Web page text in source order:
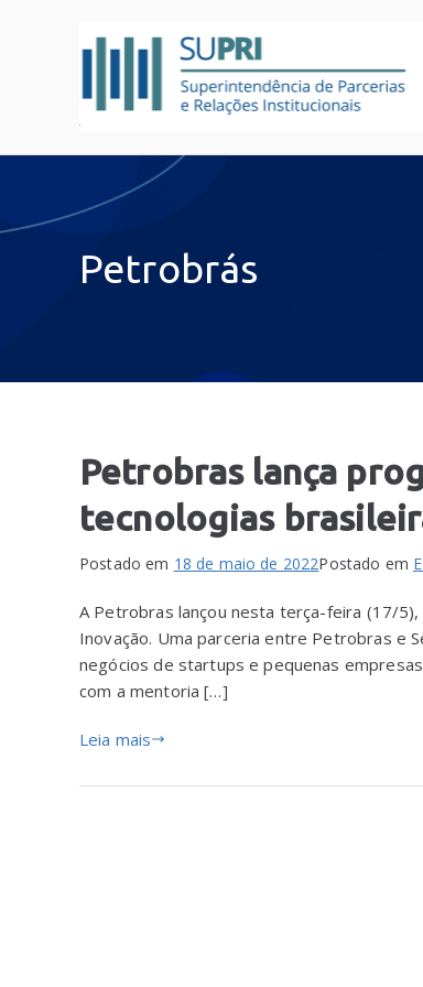
Petrobrás
Petrobras lança
tecnologias
Postado em 18 de maio de 2022Postado em
A Petrobras lançou nesta terça-feira (17/
Inovação. Uma parceria entre Petrobras e
negócios de startups e pequenas
com a mentoria […]
Leia mais